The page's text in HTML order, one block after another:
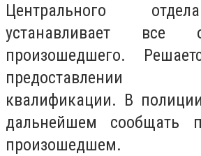
Центрального
устанавливает все
произошедшего.
предоставлении
квалификации. В
дальнейшем сообщать
произошедшем.